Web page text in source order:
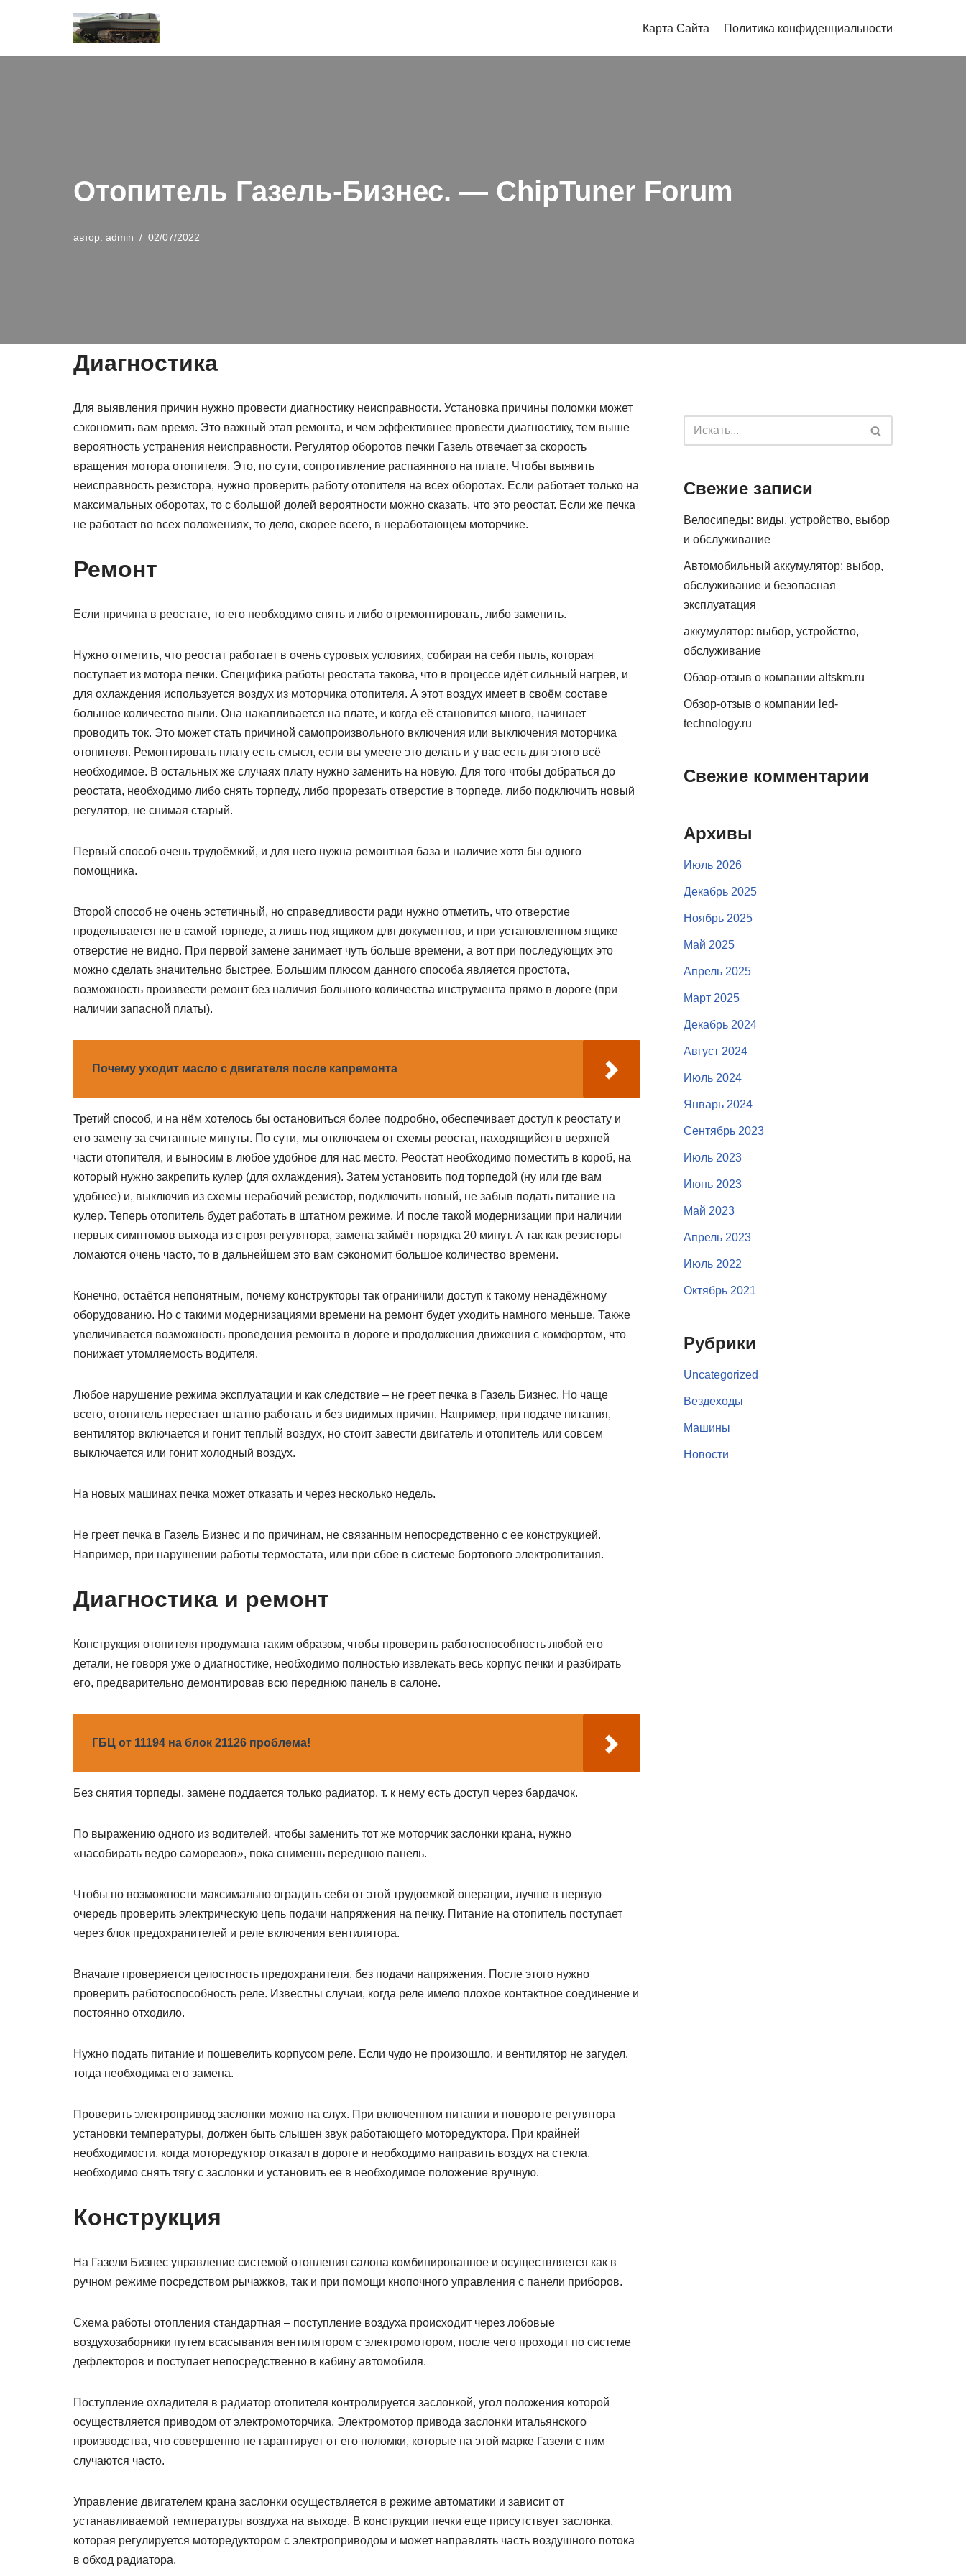
к
Карта Сайта Политика конфиденциальности
Отопитель Газель-Бизнес. — ChipTuner Forum
автор: admin 02/07/2022
Диагностика
Для выявления причин нужно провести диагностику неисправности. Установка причины поломки может
сэкономить вам время. Это важный этап ремонта, и чем эффективнее провести диагностику, тем выше
вероятность устранения неисправности. Регулятор оборотов печки Газель отвечает за скорость
вращения мотора отопителя. Это, по сути, сопротивление распаянного на плате. Чтобы выявить
неисправность резистора, нужно проверить работу отопителя на всех оборотах. Если работает только на
максимальных оборотах, то с большой долей вероятности можно сказать, что это реостат. Если же печка
не работает во всех положениях, то дело, скорее всего, в неработающем моторчике.
Ремонт
Если причина в реостате, то его необходимо снять и либо отремонтировать, либо заменить.
Нужно отметить, что реостат работает в очень суровых условиях, собирая на себя пыль, которая
поступает из мотора печки. Специфика работы реостата такова, что в процессе идёт сильный нагрев, и
для охлаждения используется воздух из моторчика отопителя. А этот воздух имеет в своём составе
большое количество пыли. Она накапливается на плате, и когда её становится много, начинает
проводить ток. Это может стать причиной самопроизвольного включения или выключения моторчика
отопителя. Ремонтировать плату есть смысл, если вы умеете это делать и у вас есть для этого всё
необходимое. В остальных же случаях плату нужно заменить на новую. Для того чтобы добраться до
реостата, необходимо либо снять торпеду, либо прорезать отверстие в торпеде, либо подключить новый
регулятор, не снимая старый.
Первый способ очень трудоёмкий, и для него нужна ремонтная база и наличие хотя бы одного
помощника.
Второй способ не очень эстетичный, но справедливости ради нужно отметить, что отверстие
проделывается не в самой торпеде, а лишь под ящиком для документов, и при установленном ящике
отверстие не видно. При первой замене занимает чуть больше времени, а вот при последующих это
можно сделать значительно быстрее. Большим плюсом данного способа является простота,
возможность произвести ремонт без наличия большого количества инструмента прямо в дороге (при
наличии запасной платы).
Почему уходит масло с двигателя после капремонта
Третий способ, и на нём хотелось бы остановиться более подробно, обеспечивает доступ к реостату и
его замену за считанные минуты. По сути, мы отключаем от схемы реостат, находящийся в верхней
части отопителя, и выносим в любое удобное для нас место. Реостат необходимо поместить в короб, на
который нужно закрепить кулер (для охлаждения). Затем установить под торпедой (ну или где вам
удобнее) и, выключив из схемы нерабочий резистор, подключить новый, не забыв подать питание на
кулер. Теперь отопитель будет работать в штатном режиме. И после такой модернизации при наличии
первых симптомов выхода из строя регулятора, замена займёт порядка 20 минут. А так как резисторы
ломаются очень часто, то в дальнейшем это вам сэкономит большое количество времени.
Конечно, остаётся непонятным, почему конструкторы так ограничили доступ к такому ненадёжному
оборудованию. Но с такими модернизациями времени на ремонт будет уходить намного меньше. Также
увеличивается возможность проведения ремонта в дороге и продолжения движения с комфортом, что
понижает утомляемость водителя.
Любое нарушение режима эксплуатации и как следствие – не греет печка в Газель Бизнес. Но чаще
всего, отопитель перестает штатно работать и без видимых причин. Например, при подаче питания,
вентилятор включается и гонит теплый воздух, но стоит завести двигатель и отопитель или совсем
выключается или гонит холодный воздух.
На новых машинах печка может отказать и через несколько недель.
Не греет печка в Газель Бизнес и по причинам, не связанным непосредственно с ее конструкцией.
Например, при нарушении работы термостата, или при сбое в системе бортового электропитания.
Диагностика и ремонт
Конструкция отопителя продумана таким образом, чтобы проверить работоспособность любой его
детали, не говоря уже о диагностике, необходимо полностью извлекать весь корпус печки и разбирать
его, предварительно демонтировав всю переднюю панель в салоне.
ГБЦ от 11194 на блок 21126 проблема!
Без снятия торпеды, замене поддается только радиатор, т. к нему есть доступ через бардачок.
По выражению одного из водителей, чтобы заменить тот же моторчик заслонки крана, нужно
«насобирать ведро саморезов», пока снимешь переднюю панель.
Чтобы по возможности максимально оградить себя от этой трудоемкой операции, лучше в первую
очередь проверить электрическую цепь подачи напряжения на печку. Питание на отопитель поступает
через блок предохранителей и реле включения вентилятора.
Вначале проверяется целостность предохранителя, без подачи напряжения. После этого нужно
проверить работоспособность реле. Известны случаи, когда реле имело плохое контактное соединение и
постоянно отходило.
Нужно подать питание и пошевелить корпусом реле. Если чудо не произошло, и вентилятор не загудел,
тогда необходима его замена.
Проверить электропривод заслонки можно на слух. При включенном питании и повороте регулятора
установки температуры, должен быть слышен звук работающего моторедуктора. При крайней
необходимости, когда моторедуктор отказал в дороге и необходимо направить воздух на стекла,
необходимо снять тягу с заслонки и установить ее в необходимое положение вручную.
Конструкция
На Газели Бизнес управление системой отопления салона комбинированное и осуществляется как в
ручном режиме посредством рычажков, так и при помощи кнопочного управления с панели приборов.
Схема работы отопления стандартная – поступление воздуха происходит через лобовые
воздухозаборники путем всасывания вентилятором с электромотором, после чего проходит по системе
дефлекторов и поступает непосредственно в кабину автомобиля.
Поступление охладителя в радиатор отопителя контролируется заслонкой, угол положения которой
осуществляется приводом от электромоторчика. Электромотор привода заслонки итальянского
производства, что совершенно не гарантирует от его поломки, которые на этой марке Газели с ним
случаются часто.
Управление двигателем крана заслонки осуществляется в режиме автоматики и зависит от
устанавливаемой температуры воздуха на выходе. В конструкции печки еще присутствует заслонка,
которая регулируется моторедуктором с электроприводом и может направлять часть воздушного потока
в обход радиатора.
Свежие записи
Велосипеды: виды, устройство, выбор
и обслуживание
Автомобильный аккумулятор: выбор,
обслуживание и безопасная
эксплуатация
аккумулятор: выбор, устройство,
обслуживание
Обзор-отзыв о компании altskm.ru
Обзор-отзыв о компании led-
technology.ru
Свежие комментарии
Архивы
Июль 2026
Декабрь 2025
Ноябрь 2025
Май 2025
Апрель 2025
Март 2025
Декабрь 2024
Август 2024
Июль 2024
Январь 2024
Сентябрь 2023
Июль 2023
Июнь 2023
Май 2023
Апрель 2023
Июль 2022
Октябрь 2021
Рубрики
Uncategorized
Вездеходы
Машины
Новости